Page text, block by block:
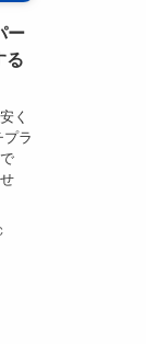
ー
る
く
ラ